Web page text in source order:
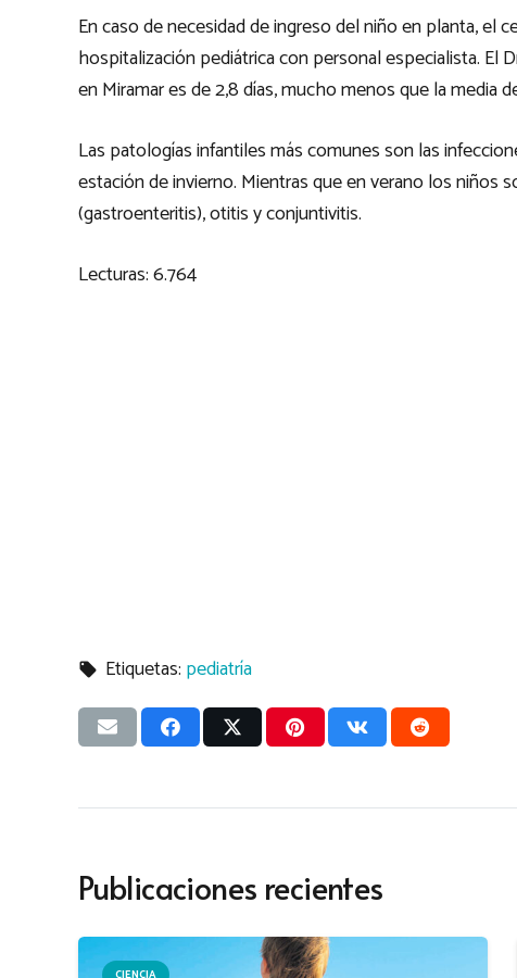
En caso de necesidad de ingreso del niño en planta, el
hospitalización pediátrica con personal especialista. El
en Miramar es de 2,8 días, mucho menos que la media
Las patologías infantiles más comunes son las
estación de invierno. Mientras que en verano los niños
(gastroenteritis), otitis y conjuntivitis.
Lecturas:6.764
local_offer Etiquetas: pediatría
Publicaciones recientes
CIENCIA